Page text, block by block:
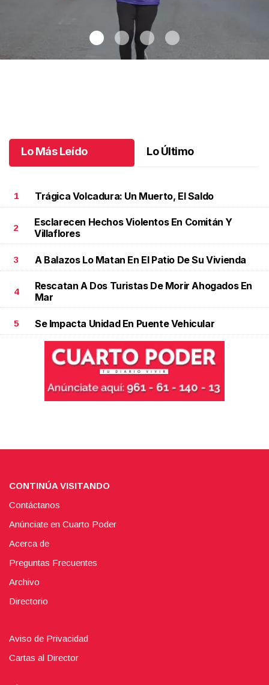
Lo Más Leído Lo Último
1 Trágica Volcadura: Un Muerto, El Saldo
2
Esclarecen Hechos Violentos En Comitán Y
Villaflores
3 A Balazos Lo Matan En El Patio De Su Vivienda
4
Rescatan A Dos Turistas De Morir Ahogados En
Mar
5 Se Impacta Unidad En Puente Vehicular
CONTINÚA VISITANDO
Contáctanos
Anúnciate en Cuarto Poder
Acerca de
Preguntas Frecuentes
Archivo
Directorio
Aviso de Privacidad
Cartas al Director